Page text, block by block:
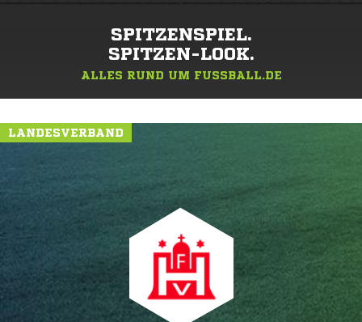
SPITZENSPIEL.
SPITZEN-LOOK.
ALLES RUND UM FUSSBALL.DE
LANDESVERBAND